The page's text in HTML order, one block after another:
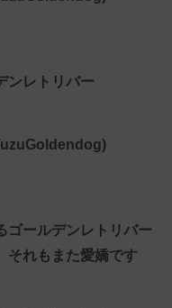
ンレトリバー
ゴールデンレトリバー
それもまた愛嬌です